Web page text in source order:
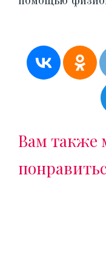
Вам также